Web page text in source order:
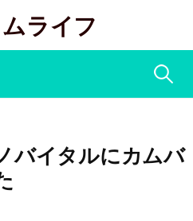
ライフ
検
バイタルにカムバ